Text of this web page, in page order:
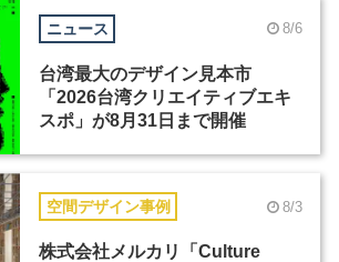
ニュース 8/6
台湾最大のデザイン見本市
「2026台湾クリエイティブエキ
スポ」が8月31日まで開催
空間デザイン事例 8/3
株式会社メルカリ「Culture